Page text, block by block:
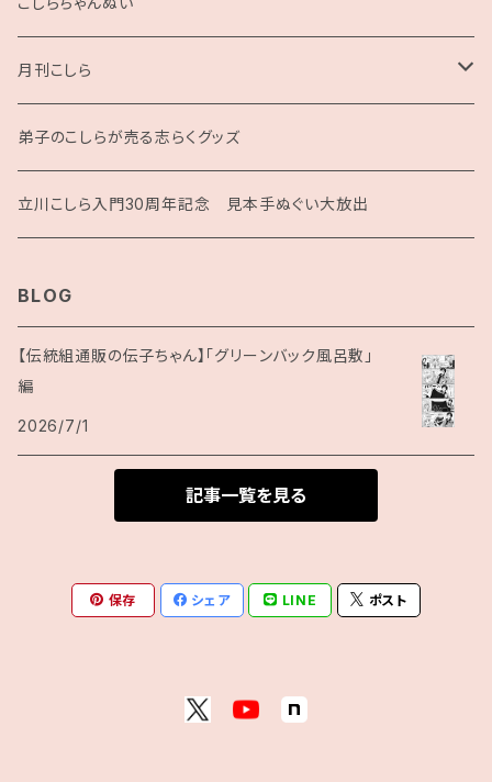
月刊こしら
月刊こしら用ファイル
月刊こしらバックナンバーセット（紙版）
弟子のこしらが売る志らくグッズ
立川こしら入門30周年記念 見本手ぬぐい大放出
BLOG
【伝統組通販の伝子ちゃん】「グリーンバック風呂敷」
編
2026/7/1
記事一覧を見る
保存 シェア LINE ポスト